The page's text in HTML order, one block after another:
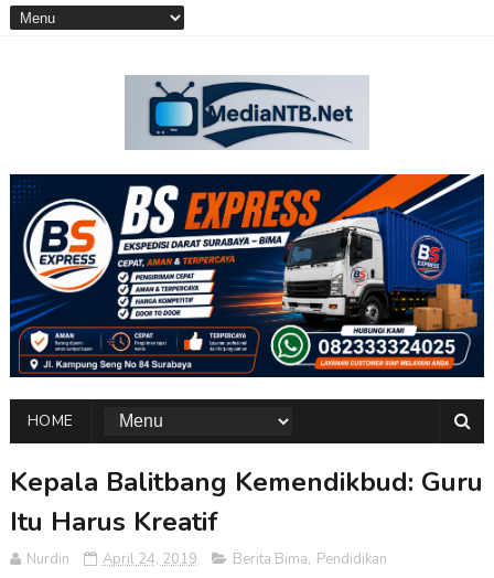
HOME
Kepala Balitbang Kemendikbud: Guru
Itu Harus Kreatif
Nurdin April 24, 2019 Berita Bima, Pendidikan